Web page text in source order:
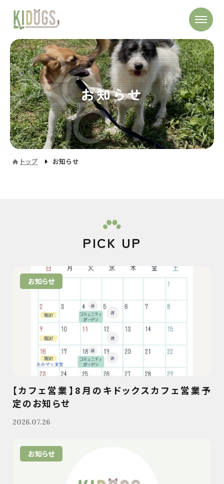
お知らせ
トップ お知らせ
PICK UP
お知らせ
【カフェ営業】8月のキドックスカフェ営業予
定のお知らせ
2026.07.26
お知らせ